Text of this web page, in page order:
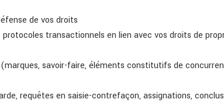
de vos droits
transactionnels en lien avec vos droits de
savoir-faire, éléments constitutifs de
requêtes en saisie-contrefaçon, assignations,